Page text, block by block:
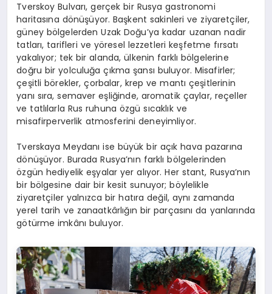
Tverskoy Bulvarı, gerçek bir Rusya gastronomi
haritasına dönüşüyor. Başkent sakinleri ve ziyaretçiler,
güney bölgelerden Uzak Doğu’ya kadar uzanan nadir
tatları, tarifleri ve yöresel lezzetleri keşfetme fırsatı
yakalıyor; tek bir alanda, ülkenin farklı bölgelerine
doğru bir yolculuğa çıkma şansı buluyor. Misafirler;
çeşitli börekler, çorbalar, krep ve mantı çeşitlerinin
yanı sıra, semaver eşliğinde, aromatik çaylar, reçeller
ve tatlılarla Rus ruhuna özgü sıcaklık ve
misafirperverlik atmosferini deneyimliyor.
Tverskaya Meydanı ise büyük bir açık hava pazarına
dönüşüyor. Burada Rusya’nın farklı bölgelerinden
özgün hediyelik eşyalar yer alıyor. Her stant, Rusya’nın
bir bölgesine dair bir kesit sunuyor; böylelikle
ziyaretçiler yalnızca bir hatıra değil, aynı zamanda
yerel tarih ve zanaatkârlığın bir parçasını da yanlarında
götürme imkânı buluyor.